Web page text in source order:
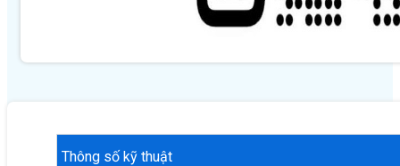
Thông số kỹ thuật